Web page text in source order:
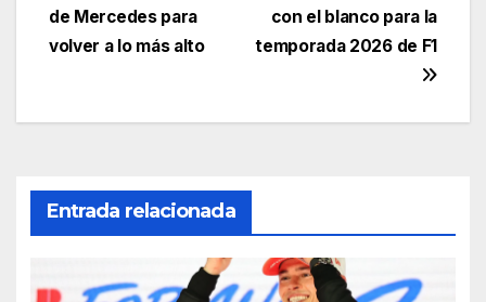
con el blanco para la
temporada 2026 de F1
de Mercedes para
volver a lo más alto
Entrada relacionada